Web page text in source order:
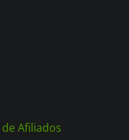
Afiliados